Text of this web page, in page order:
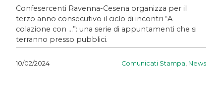
Confesercenti Ravenna-Cesena organizza per il
terzo anno consecutivo il ciclo di incontri “A
colazione con …”: una serie di appuntamenti che si
terranno presso pubblici.
10/02/2024 Comunicati Stampa News